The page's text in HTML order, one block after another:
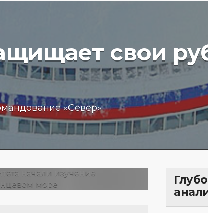
свои
«Север»